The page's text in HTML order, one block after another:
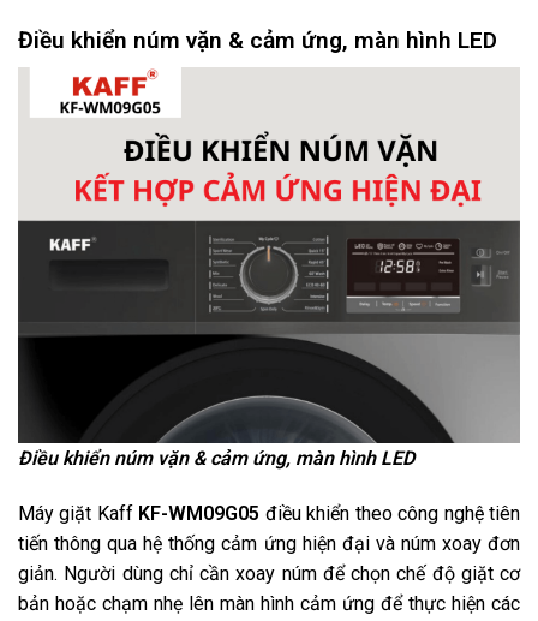
Điều khiển núm vặn & cảm ứng, màn hình LED
Điều khiển núm vặn & cảm ứng, màn hình LED
Máy giặt Kaff KF-WM09G05 điều khiển theo công nghệ tiên
tiến thông qua hệ thống cảm ứng hiện đại và núm xoay đơn
giản. Người dùng chỉ cần xoay núm để chọn chế độ giặt cơ
bản hoặc chạm nhẹ lên màn hình cảm ứng để thực hiện các